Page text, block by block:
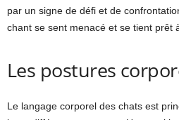
par un signe de défi et de
chant se sent menacé et se tient prêt
Les postures
Le langage corporel des chats est